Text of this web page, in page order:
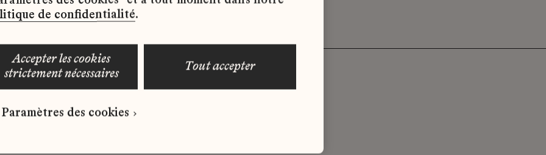
correspond à votre profil ?
spontanée dès maintenant.
de confidentialité.
accepter les cookies
strictement nécessaires
tout accepter
Paramètres des cookies